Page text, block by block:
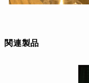
関連製品